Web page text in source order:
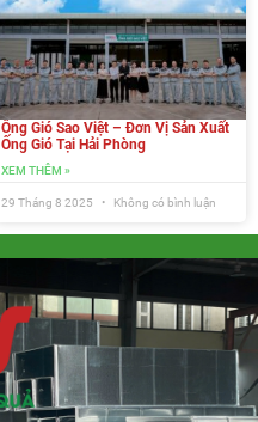
Ống Gió Sao Việt – Đơn Vị Sản Xuất
Ống Gió Tại Hải Phòng
XEM THÊM »
29 Tháng 8 2025 Không có bình luận